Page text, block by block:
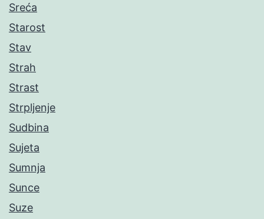
Sreća
Starost
Stav
Strah
Strast
Strpljenje
Sudbina
Sujeta
Sumnja
Sunce
Suze